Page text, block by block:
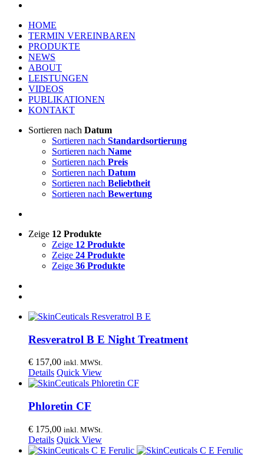
HOME
TERMIN VEREINBAREN
PRODUKTE
NEWS
ABOUT
LEISTUNGEN
VIDEOS
PUBLIKATIONEN
KONTAKT
Sortieren nach Datum
Sortieren nach Standardsortierung
Sortieren nach Name
Sortieren nach Preis
Sortieren nach Datum
Sortieren nach Beliebtheit
Sortieren nach Bewertung
Zeige 12 Produkte
Zeige 12 Produkte
Zeige 24 Produkte
Zeige 36 Produkte
Resveratrol B E Night Treatment
€ 157,00 inkl. MWSt.
Details Quick View
Phloretin CF
€ 175,00 inkl. MWSt.
Details Quick View